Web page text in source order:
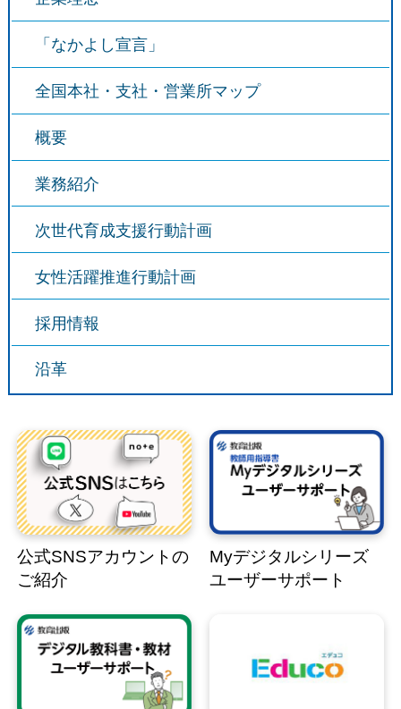
「なかよし宣言」
全国本社・支社・営業所マップ
概要
業務紹介
次世代育成支援行動計画
女性活躍推進行動計画
採用情報
沿革
公式SNSアカウントの
ご紹介
Myデジタルシリーズ
ユーザーサポート